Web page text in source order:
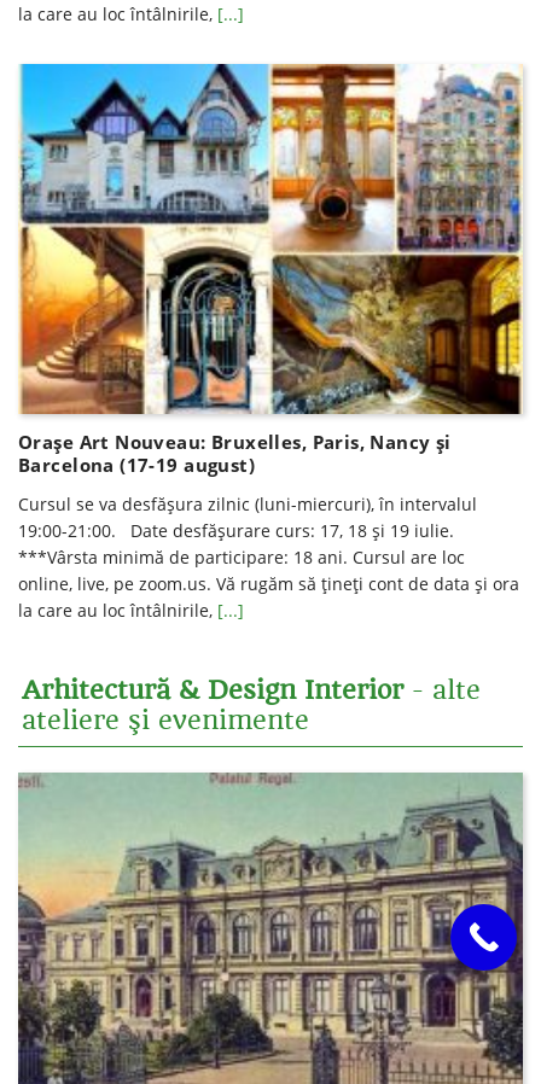
la care au loc întâlnirile, [...]
Orașe Art Nouveau: Bruxelles, Paris, Nancy și
Barcelona (17-19 august)
Cursul se va desfăşura zilnic (luni-miercuri), în intervalul
19:00-21:00. Date desfăşurare curs: 17, 18 şi 19 iulie.
***Vârsta minimă de participare: 18 ani. Cursul are loc
online, live, pe zoom.us. Vă rugăm să ţineţi cont de data şi ora
la care au loc întâlnirile, [...]
Arhitectură & Design Interior- alte
ateliere şi evenimente